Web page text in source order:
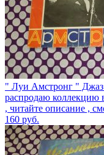
" Луи Амстронг " Джаз
распродаю коллекцию
, читайте описание ,
160 руб.